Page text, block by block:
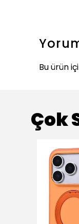
Bu ürün
Çok